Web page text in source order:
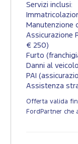
Servizi inclusi:
Manutenzione
Assicurazione
€ 250)
Furto
Danni al
PAI
Assistenza
Offerta valida
FordPartner che